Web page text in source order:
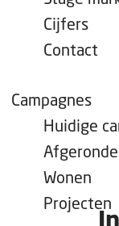
Cijfers
Contact
Campagnes
Huidige
Wonen
Projecten